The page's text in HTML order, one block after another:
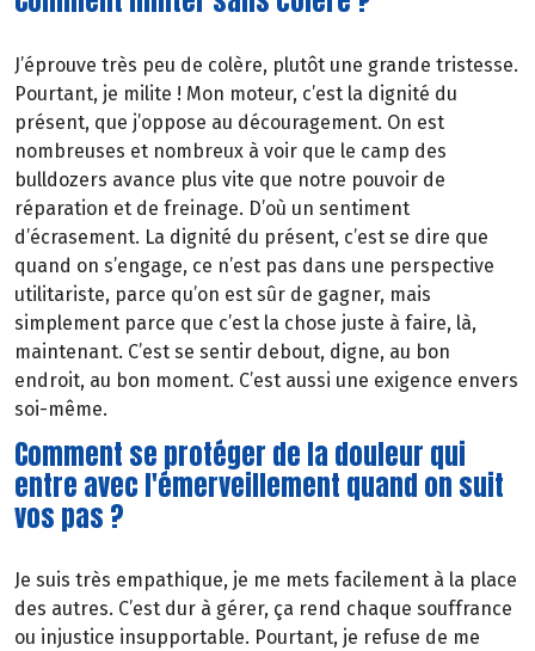
J’éprouve très peu de colère, plutôt une grande tristesse.
Pourtant, je milite ! Mon moteur, c’est la dignité du
présent, que j’oppose au découragement. On est
nombreuses et nombreux à voir que le camp des
bulldozers avance plus vite que notre pouvoir de
réparation et de freinage. D’où un sentiment
d’écrasement. La dignité du présent, c’est se dire que
quand on s’engage, ce n’est pas dans une perspective
utilitariste, parce qu’on est sûr de gagner, mais
simplement parce que c’est la chose juste à faire, là,
maintenant. C’est se sentir debout, digne, au bon
endroit, au bon moment. C’est aussi une exigence envers
soi-même.
Comment se protéger de la douleur qui
entre avec l'émerveillement quand on suit
vos pas ?
Je suis très empathique, je me mets facilement à la place
des autres. C’est dur à gérer, ça rend chaque souffrance
ou injustice insupportable. Pourtant, je refuse de me